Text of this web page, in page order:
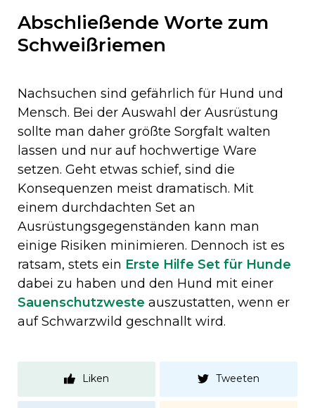
Abschließende Worte zum
Schweißriemen
Nachsuchen sind gefährlich für Hund und
Mensch. Bei der Auswahl der Ausrüstung
sollte man daher größte Sorgfalt walten
lassen und nur auf hochwertige Ware
setzen. Geht etwas schief, sind die
Konsequenzen meist dramatisch. Mit
einem durchdachten Set an
Ausrüstungsgegenständen kann man
einige Risiken minimieren. Dennoch ist es
ratsam, stets ein Erste Hilfe Set für Hunde
dabei zu haben und den Hund mit einer
Sauenschutzweste auszustatten, wenn er
auf Schwarzwild geschnallt wird.
Liken Tweeten